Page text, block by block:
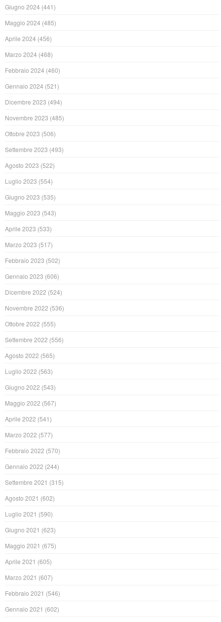
Giugno 2024 (441)
Maggio 2024 (485)
Aprile 2024 (456)
Marzo 2024 (468)
Febbraio 2024 (460)
Gennaio 2024 (521)
Dicembre 2023 (494)
Novembre 2023 (485)
Ottobre 2023 (506)
Settembre 2023 (493)
Agosto 2023 (522)
Luglio 2023 (554)
Giugno 2023 (535)
Maggio 2023 (543)
Aprile 2023 (533)
Marzo 2023 (517)
Febbraio 2023 (502)
Gennaio 2023 (606)
Dicembre 2022 (524)
Novembre 2022 (536)
Ottobre 2022 (555)
Settembre 2022 (556)
Agosto 2022 (565)
Luglio 2022 (563)
Giugno 2022 (543)
Maggio 2022 (567)
Aprile 2022 (541)
Marzo 2022 (577)
Febbraio 2022 (570)
Gennaio 2022 (244)
Settembre 2021 (315)
Agosto 2021 (602)
Luglio 2021 (590)
Giugno 2021 (623)
Maggio 2021 (675)
Aprile 2021 (605)
Marzo 2021 (607)
Febbraio 2021 (546)
Gennaio 2021 (602)